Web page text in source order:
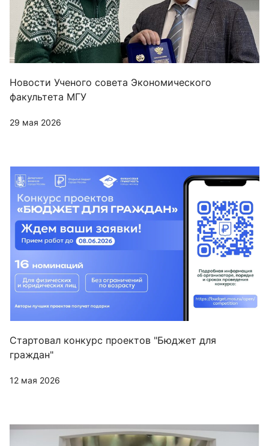
Новости Ученого совета Экономического
факультета МГУ
29 мая 2026
Стартовал конкурс проектов "Бюджет для
граждан"
12 мая 2026